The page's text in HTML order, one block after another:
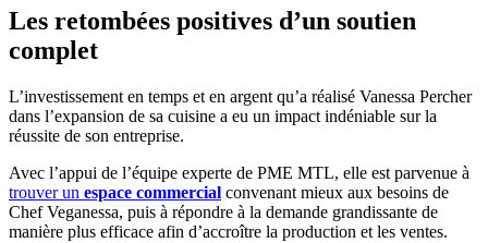
Les retombées positives d’un soutien
complet
L’investissement en temps et en argent qu’a réalisé Vanessa Percher
dans l’expansion de sa cuisine a eu un impact indéniable sur la
réussite de son entreprise.
Avec l’appui de l’équipe experte de PME MTL, elle est parvenue à
trouver un espace commercial convenant mieux aux besoins de
Chef Veganessa, puis à répondre à la demande grandissante de
manière plus efficace afin d’accroître la production et les ventes.